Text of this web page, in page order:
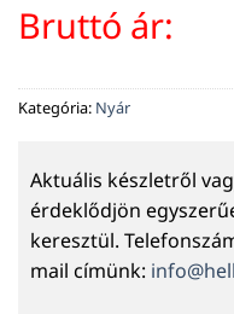
Bruttó ár:
Kategória: Nyár
Aktuális készletről
érdeklődjön
keresztül.
mail címünk: